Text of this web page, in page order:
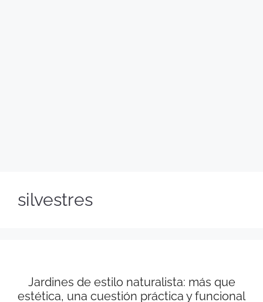
silvestres
Jardines de estilo naturalista: más que
estética, una cuestión práctica y funcional